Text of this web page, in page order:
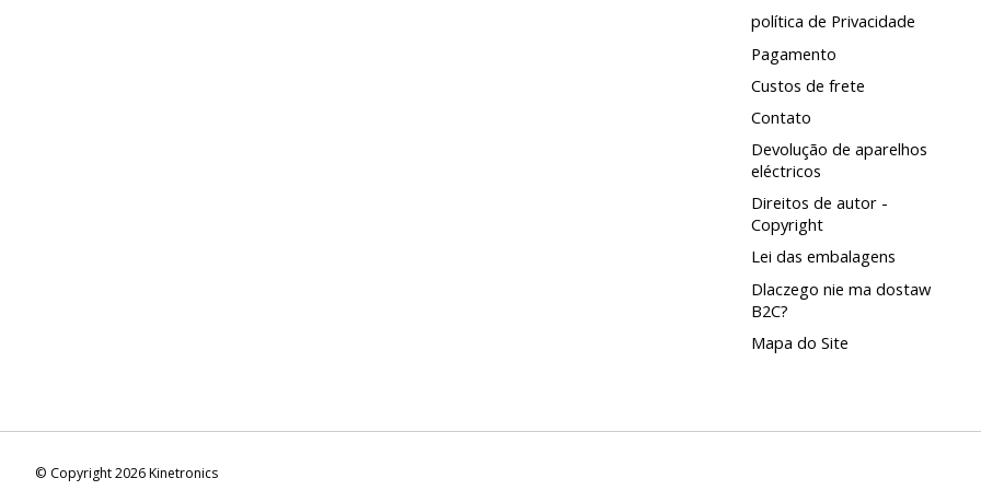
política de Privacidade
Pagamento
Custos de frete
Contato
Devolução de aparelhos
eléctricos
Direitos de autor -
Copyright
Lei das embalagens
Dlaczego nie ma dostaw
B2C?
Mapa do Site
© Copyright 2026 Kinetronics